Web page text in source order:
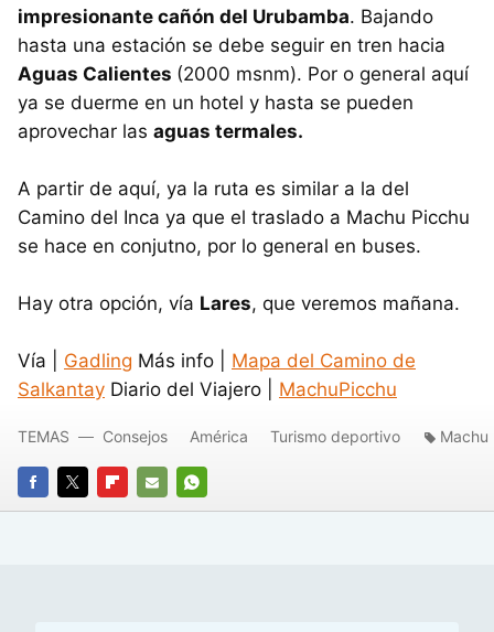
impresionante cañón del Urubamba. Bajando
hasta una estación se debe seguir en tren hacia
Aguas Calientes (2000 msnm). Por o general aquí
ya se duerme en un hotel y hasta se pueden
aprovechar las aguas termales.
A partir de aquí, ya la ruta es similar a la del
Camino del Inca ya que el traslado a Machu Picchu
se hace en conjutno, por lo general en buses.
Hay otra opción, vía Lares, que veremos mañana.
Vía | Gadling Más info | Mapa del Camino de
Salkantay Diario del Viajero | MachuPicchu
FACEBOOK
TWITTERFLIPBOARD
E-
WHATSAPP
TEMAS Consejos América Turismo deportivo Machu